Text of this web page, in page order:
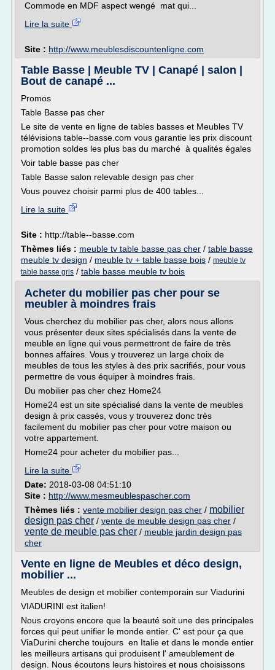
Commode en MDF aspect wengé mat qui...
Lire la suite
Site : http://www.meublesdiscountenligne.com
Table Basse | Meuble TV | Canapé | salon |
Bout de canapé ...
Promos
Table Basse pas cher
Le site de vente en ligne de tables basses et Meubles TV
télévisions table--basse.com vous garantie les prix discount
promotion soldes les plus bas du marché à qualités égales
Voir table basse pas cher
Table Basse salon relevable design pas cher
Vous pouvez choisir parmi plus de 400 tables...
Lire la suite
Site : http://table--basse.com
Thèmes liés : meuble tv table basse pas cher / table basse
meuble tv design / meuble tv + table basse bois / meuble tv
table basse gris / table basse meuble tv bois
Acheter du mobilier pas cher pour se
meubler à moindres frais
Vous cherchez du mobilier pas cher, alors nous allons
vous présenter deux sites spécialisés dans la vente de
meuble en ligne qui vous permettront de faire de très
bonnes affaires. Vous y trouverez un large choix de
meubles de tous les styles à des prix sacrifiés, pour vous
permettre de vous équiper à moindres frais.
Du mobilier pas cher chez Home24
Home24 est un site spécialisé dans la vente de meubles
design à prix cassés, vous y trouverez donc très
facilement du mobilier pas cher pour votre maison ou
votre appartement.
Home24 pour acheter du mobilier pas...
Lire la suite
Date: 2018-03-08 04:51:10
Site : http://www.mesmeublespascher.com
Thèmes liés : vente mobilier design pas cher / mobilier
design pas cher / vente de meuble design pas cher /
vente de meuble pas cher / meuble jardin design pas
cher
Vente en ligne de Meubles et déco design,
mobilier ...
Meubles de design et mobilier contemporain sur Viadurini
VIADURINI est italien!
Nous croyons encore que la beauté soit une des principales
forces qui peut unifier le monde entier. C' est pour ça que
ViaDurini cherche toujours en Italie et dans le monde entier
les meilleurs artisans qui produisent l' ameublement de
design. Nous écoutons leurs histoires et nous choisissons